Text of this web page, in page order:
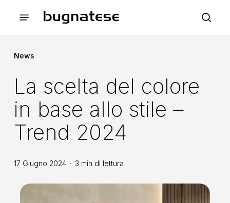
Menu
News
La scelta del colore
in base allo stile –
Trend 2024
17 Giugno 2024 3 min di lettura